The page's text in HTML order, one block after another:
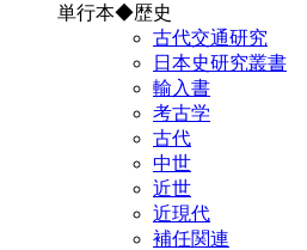
単行本◆歴史
古代交通研究
日本史研究叢書
輸入書
考古学
古代
中世
近世
近現代
補任関連